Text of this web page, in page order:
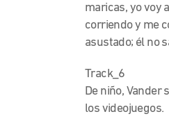
maricas, yo voy
corriendo y me
asustado; él no
Track_6
De niño, Vander
los videojuegos.